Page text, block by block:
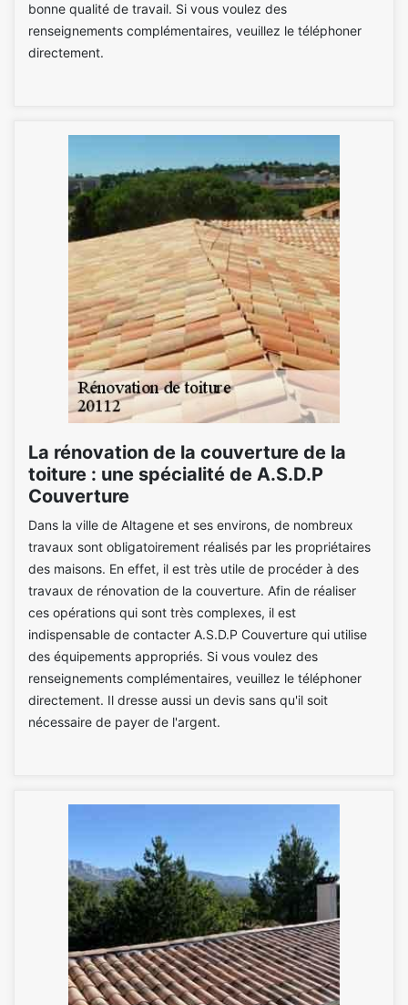
bonne qualité de travail. Si vous voulez des
renseignements complémentaires, veuillez le téléphoner
directement.
La rénovation de la couverture de la
toiture : une spécialité de A.S.D.P
Couverture
Dans la ville de Altagene et ses environs, de nombreux
travaux sont obligatoirement réalisés par les propriétaires
des maisons. En effet, il est très utile de procéder à des
travaux de rénovation de la couverture. Afin de réaliser
ces opérations qui sont très complexes, il est
indispensable de contacter A.S.D.P Couverture qui utilise
des équipements appropriés. Si vous voulez des
renseignements complémentaires, veuillez le téléphoner
directement. Il dresse aussi un devis sans qu'il soit
nécessaire de payer de l'argent.